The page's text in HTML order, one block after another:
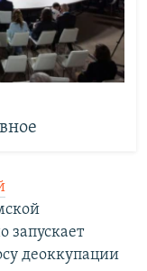
запускает
деоккупации